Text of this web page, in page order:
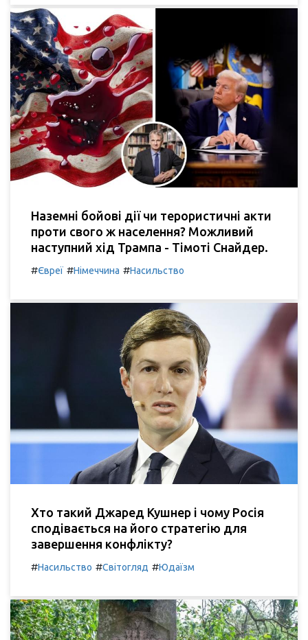
Наземні бойові дії чи терористичні акти
проти свого ж населення? Можливий
наступний хід Трампа - Тімоті Снайдер.
#Євреї #Німеччина #Насильство
Хто такий Джаред Кушнер і чому Росія
сподівається на його стратегію для
завершення конфлікту?
#Насильство #Світогляд #Юдаїзм